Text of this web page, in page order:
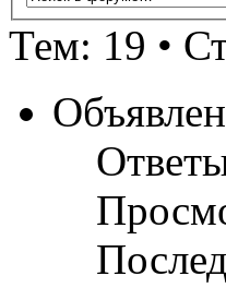
Тем: 19 •